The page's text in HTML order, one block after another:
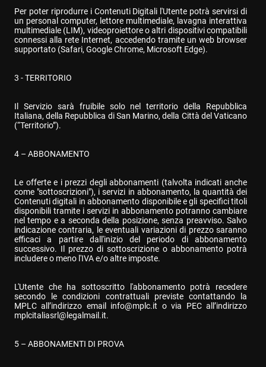
Per poter riprodurre i Contenuti Digitali l'Utente potrà servirsi di
un personal computer, lettore multimediale, lavagna interattiva
multimediale (LIM), videoproiettore o altri dispositivi compatibili
connessi alla rete Internet, accedendo tramite un web browser
supportato (Safari, Google Chrome, Microsoft Edge).
3 - TERRITORIO
Il Servizio sarà fruibile solo nel territorio della Repubblica
Italiana, della Repubblica di San Marino, della Città del Vaticano
(“Territorio”).
4 – ABBONAMENTO
Le offerte e i prezzi degli abbonamenti (talvolta indicati anche
come "sottoscrizioni"), i servizi in abbonamento, la quantità dei
Contenuti digitali in abbonamento disponibile e gli specifici titoli
disponibili tramite i servizi in abbonamento potranno cambiare
nel tempo e a seconda della posizione, senza preavviso. Salvo
indicazione contraria, le eventuali variazioni di prezzo saranno
efficaci a partire dall'inizio del periodo di abbonamento
successivo. Il prezzo di sottoscrizione o abbonamento potrà
includere o meno l'IVA e/o altre imposte.
L'Utente che ha sottoscritto l'abbonamento potrà recedere
secondo le condizioni contrattuali previste contattando la
MPLC all’indirizzo email info@mplc.it
mplcitaliasrl@legalmail.it.
5 – ABBONAMENTI DI PROVA